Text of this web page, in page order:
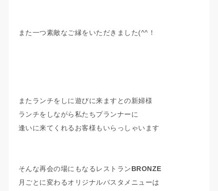
また一つ素敵なご縁をいただきました(^^！
またランチをしに遊びに来ますとの新婦様
ランチをしながら私たちプランナーに
逢いに来てくれるお客様もいらっしゃいます
そんな再会の場にもなるレストランBRONZE
月ごとに変わるオリジナルパスタメニューは